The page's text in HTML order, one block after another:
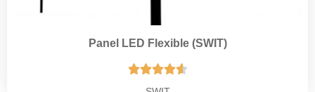
Panel LED Flexible (SWIT)
